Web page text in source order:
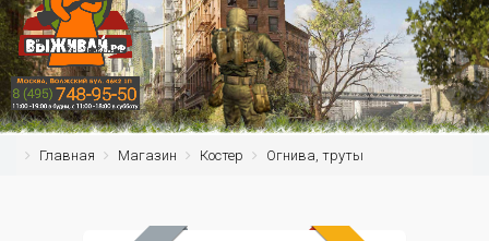
Главная Магазин Костер Огнива, труты